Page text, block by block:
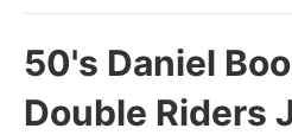
50's Daniel
Double Riders